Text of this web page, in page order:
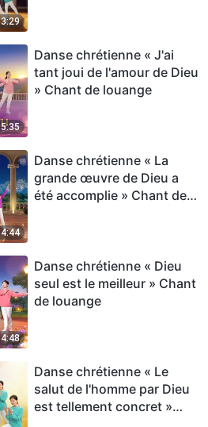
3:29
5:35
Danse chrétienne « J'ai
tant joui de l'amour de Dieu
» Chant de louange
4:44
Danse chrétienne « La
grande œuvre de Dieu a
été accomplie » Chant de
4:48
Danse chrétienne « Dieu
seul est le meilleur » Chant
de louange
Danse chrétienne « Le
salut de l'homme par Dieu
est tellement concret »